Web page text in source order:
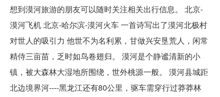
想到漠河旅游的朋友可以随时关注相关出行信息。 北京-
漠河飞机 北京-哈尔滨-漠河火车 一首诗写出了漠河北极村
对世人的吸引力 他世不为名利累，甘做兴安垦荒人，闲常
精侍三亩苗，乏时如鸟卷翅归。 漠河是个静谧清新的小
镇，被大森林大湿地所围绕，世外桃源一般。 漠河县城距
北边境界河----黑龙江还有80公里，驱车需穿行过莽莽林